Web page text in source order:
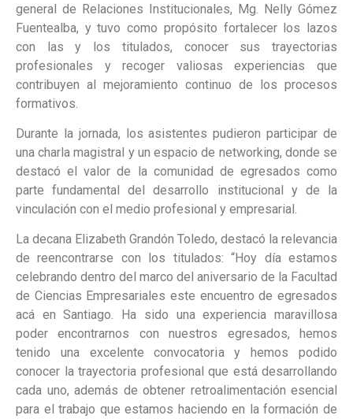
general de Relaciones Institucionales, Mg. Nelly Gómez
Fuentealba, y tuvo como propósito fortalecer los lazos
con las y los titulados, conocer sus trayectorias
profesionales y recoger valiosas experiencias que
contribuyen al mejoramiento continuo de los procesos
formativos.
Durante la jornada, los asistentes pudieron participar de
una charla magistral y un espacio de networking, donde se
destacó el valor de la comunidad de egresados como
parte fundamental del desarrollo institucional y de la
vinculación con el medio profesional y empresarial.
La decana Elizabeth Grandón Toledo, destacó la relevancia
de reencontrarse con los titulados: “Hoy día estamos
celebrando dentro del marco del aniversario de la Facultad
de Ciencias Empresariales este encuentro de egresados
acá en Santiago. Ha sido una experiencia maravillosa
poder encontrarnos con nuestros egresados, hemos
tenido una excelente convocatoria y hemos podido
conocer la trayectoria profesional que está desarrollando
cada uno, además de obtener retroalimentación esencial
para el trabajo que estamos haciendo en la formación de